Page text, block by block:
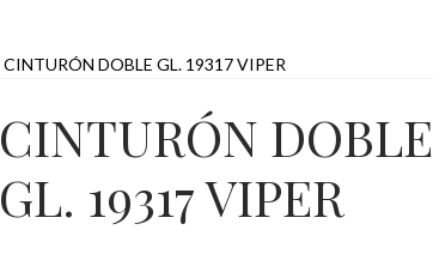
CINTURÓN DOBLE GL. 19317 VIPER
CINTURÓN DOBLE
GL. 19317 VIPER